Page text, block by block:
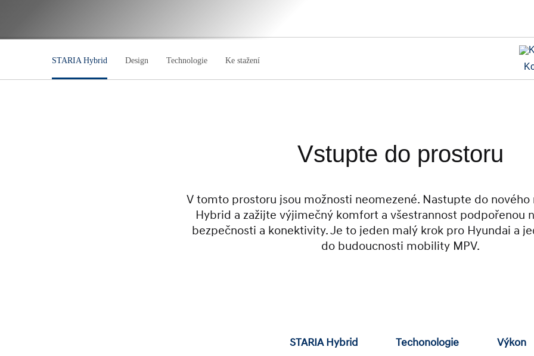
STARIA Hybrid Design Technologie Ke stažení
Vstupte do prostoru
V tomto prostoru jsou možnosti neomezené. Nastupte do nového
Hybrid a zažijte výjimečný komfort a všestrannost podpořenou
bezpečnosti a konektivity. Je to jeden malý krok pro Hyundai a
do budoucnosti mobility MPV.
STARIA Hybrid Techonologie Výkon